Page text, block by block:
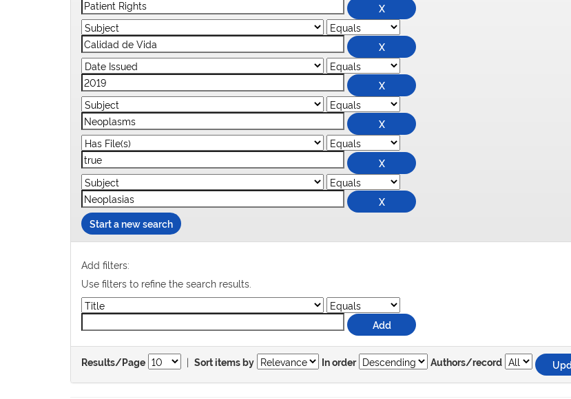
Start a new search
Add filters:
Use filters to refine the search results.
Results/Page | Sort items by In order Authors/record